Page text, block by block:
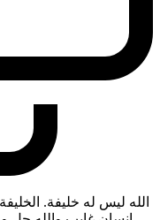
الله ليس له خليفة.